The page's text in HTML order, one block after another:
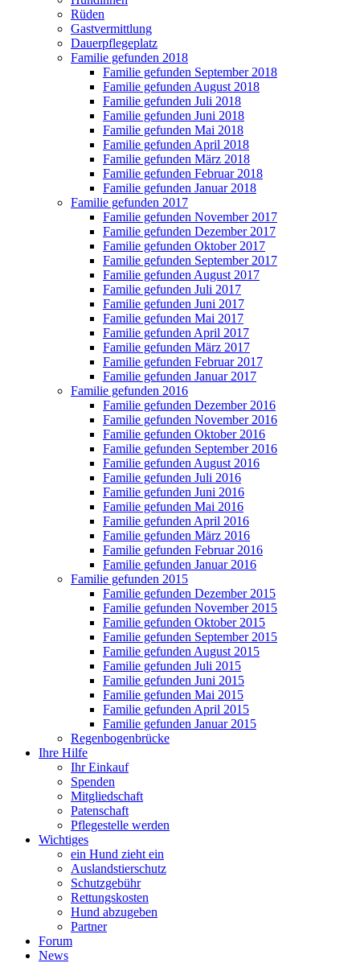
Rüden
Gastvermittlung
Dauerpflegeplatz
Familie gefunden 2018
Familie gefunden September 2018
Familie gefunden August 2018
Familie gefunden Juli 2018
Familie gefunden Juni 2018
Familie gefunden Mai 2018
Familie gefunden April 2018
Familie gefunden März 2018
Familie gefunden Februar 2018
Familie gefunden Januar 2018
Familie gefunden 2017
Familie gefunden November 2017
Familie gefunden Dezember 2017
Familie gefunden Oktober 2017
Familie gefunden September 2017
Familie gefunden August 2017
Familie gefunden Juli 2017
Familie gefunden Juni 2017
Familie gefunden Mai 2017
Familie gefunden April 2017
Familie gefunden März 2017
Familie gefunden Februar 2017
Familie gefunden Januar 2017
Familie gefunden 2016
Familie gefunden Dezember 2016
Familie gefunden November 2016
Familie gefunden Oktober 2016
Familie gefunden September 2016
Familie gefunden August 2016
Familie gefunden Juli 2016
Familie gefunden Juni 2016
Familie gefunden Mai 2016
Familie gefunden April 2016
Familie gefunden März 2016
Familie gefunden Februar 2016
Familie gefunden Januar 2016
Familie gefunden 2015
Familie gefunden Dezember 2015
Familie gefunden November 2015
Familie gefunden Oktober 2015
Familie gefunden September 2015
Familie gefunden August 2015
Familie gefunden Juli 2015
Familie gefunden Juni 2015
Familie gefunden Mai 2015
Familie gefunden April 2015
Familie gefunden Januar 2015
Regenbogenbrücke
Ihre Hilfe
Ihr Einkauf
Spenden
Mitgliedschaft
Patenschaft
Pflegestelle werden
Wichtiges
ein Hund zieht ein
Auslandstierschutz
Schutzgebühr
Rettungskosten
Hund abzugeben
Partner
Forum
News